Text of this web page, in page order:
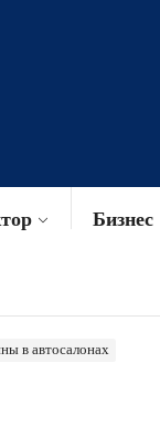
Бизнес
в автосалонах